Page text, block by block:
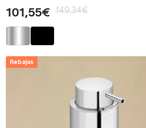
101,55€ 149,34€
Rebajas